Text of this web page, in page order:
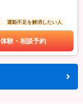
運動不足を解消したい人
体験・相談予約